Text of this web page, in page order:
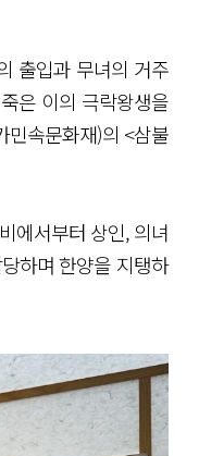
출입과 무녀의 거주
은 이의 극락왕생을
민속문화재)의 <삼불
에서부터 상인, 의녀
하며 한양을 지탱하